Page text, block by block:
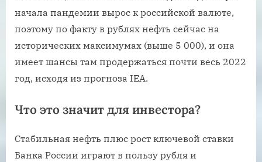
начала пандемии вырос к российской валюте,
поэтому по факту в рублях нефть сейчас на
исторических максимумах (выше 5 000), и она
имеет шансы там продержаться почти весь 2022
год, исходя из прогноза IEA.
Что это значит для инвестора?
Стабильная нефть плюс рост ключевой ставки
Банка России играют в пользу рубля и